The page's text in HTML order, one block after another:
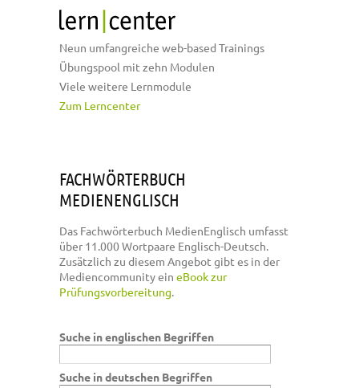
Neun umfangreiche web-based Trainings
Übungspool mit zehn Modulen
Viele weitere Lernmodule
Zum Lerncenter
FACHWÖRTERBUCH
MEDIENENGLISCH
Das Fachwörterbuch MedienEnglisch umfasst
über 11.000 Wortpaare Englisch-Deutsch.
Zusätzlich zu diesem Angebot gibt es in der
Mediencommunity ein eBook zur
Prüfungsvorbereitung.
Suche in englischen Begriffen
Suche in deutschen Begriffen